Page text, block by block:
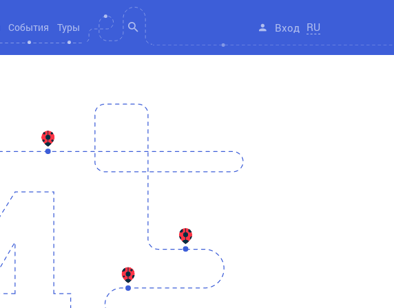
События Туры Вход RU